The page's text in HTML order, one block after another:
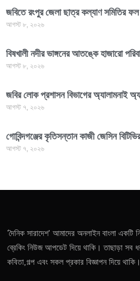
জবিতে রংপুর জেলা ছাত্র কল্যাণ সমিতির
আগস্ট ৮, ২০২৬
বিষখালী নদীর ভাঙ্গনের আতঙ্কে হাজারো
আগস্ট ৮, ২০২৬
জবির লোক প্রশাসন বিভাগের অ্যালামনাই
আগস্ট ৭, ২০২৬
গোবিন্দগঞ্জের কৃতিসন্তান কাজী জেসিন
আগস্ট ৭, ২০২৬
'দৈনিক সারাদেশ' আমাদের অনলাইন বাংলা একটি
ব্রেকিং নিউজ আপডেট দিয়ে থাকি। তাছাড়া সব
কবিতা,গল্প এবং সকল প্রকার বিজ্ঞাপন দিয়ে থাকি।